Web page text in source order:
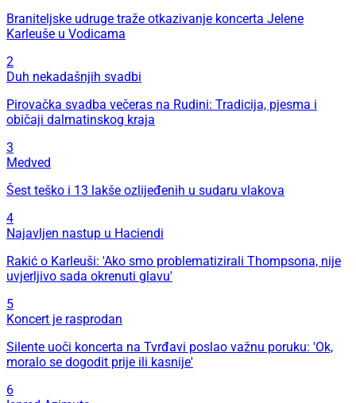
Braniteljske udruge traže otkazivanje koncerta Jelene
Karleuše u Vodicama
2
Duh nekadašnjih svadbi
Pirovačka svadba večeras na Rudini: Tradicija, pjesma i
običaji dalmatinskog kraja
3
Medved
Šest teško i 13 lakše ozlijeđenih u sudaru vlakova
4
Najavljen nastup u Haciendi
Rakić o Karleuši: 'Ako smo problematizirali Thompsona, nije
uvjerljivo sada okrenuti glavu'
5
Koncert je rasprodan
Silente uoči koncerta na Tvrđavi poslao važnu poruku: 'Ok,
moralo se dogodit prije ili kasnije'
6